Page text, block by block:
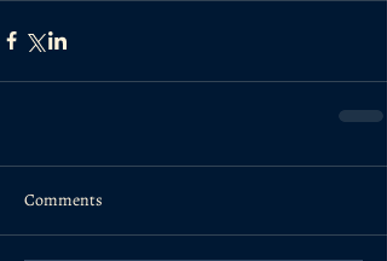
Comments